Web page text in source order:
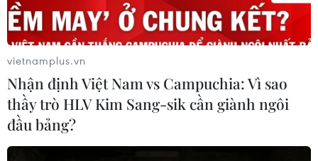
các ứng cử viên Tổng Thư ký Liên
hợp quốc
04/08/2026 23:08
Mỹ trục xuất gần 1,5 triệu người nhập
cư trái phép trong 12 tháng
04/08/2026 22:43
vietnamplus.vn
Nhận định Việt Nam vs Campuchia: Vì sao
thầy trò HLV Kim Sang-sik cần giành ngôi
đầu bảng?